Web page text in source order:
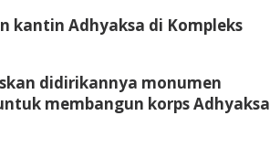
kantin Adhyaksa di Kompleks
didirikannya monumen
membangun korps Adhyaksa